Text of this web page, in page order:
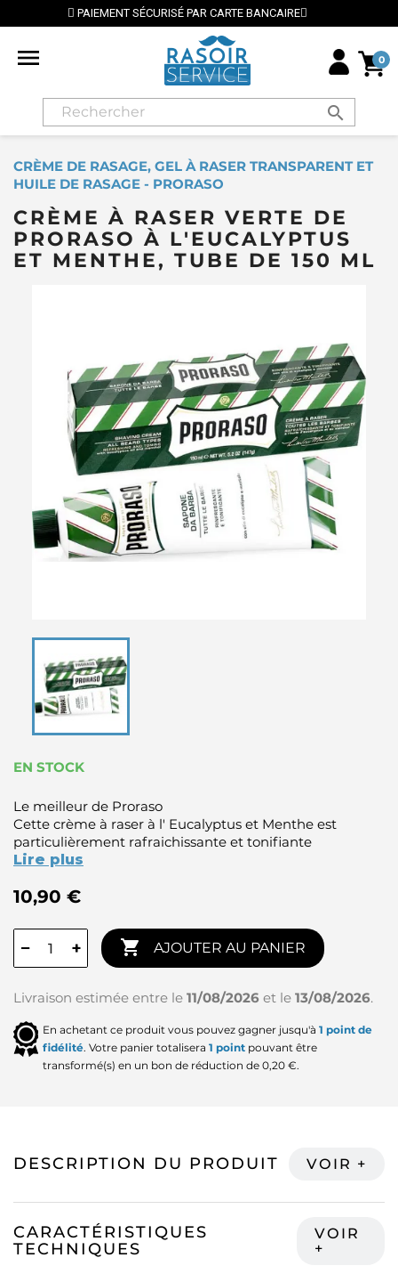
⭐ LIVRAISON GRATUITE EN FRANCE
 0
search
CRÈME DE RASAGE, GEL À RASER TRANSPARENT ET
HUILE DE RASAGE - PRORASO
CRÈME À RASER VERTE DE
PRORASO À L'EUCALYPTUS
ET MENTHE, TUBE DE 150 ML
EN STOCK
Le meilleur de Proraso
Cette crème à raser à l' Eucalyptus et Menthe est
particulièrement rafraichissante et tonifiante
Lire plus
10,90 €
− +  AJOUTER AU PANIER
Livraison estimée entre le 11/08/2026 et le 13/08/2026.
En achetant ce produit vous pouvez gagner jusqu'à 1 point de
fidélité. Votre panier totalisera 1 point pouvant être
transformé(s) en un bon de réduction de 0,20 €.
DESCRIPTION DU PRODUIT
CARACTÉRISTIQUES
TECHNIQUES